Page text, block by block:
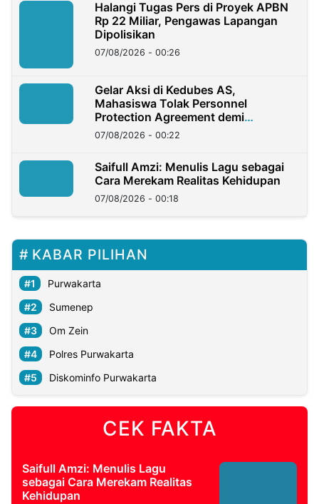
Halangi Tugas Pers di Proyek APBN
Rp 22 Miliar, Pengawas Lapangan
Dipolisikan
07/08/2026 - 00:26
Gelar Aksi di Kedubes AS,
Mahasiswa Tolak Personnel
Protection Agreement demi
Kedaulatan Negara
07/08/2026 - 00:22
Saifull Amzi: Menulis Lagu sebagai
Cara Merekam Realitas Kehidupan
07/08/2026 - 00:18
KABAR PILIHAN
Purwakarta
Sumenep
Om Zein
Polres Purwakarta
Diskominfo Purwakarta
CEK FAKTA
Saifull Amzi: Menulis Lagu
sebagai Cara Merekam Realitas
Kehidupan